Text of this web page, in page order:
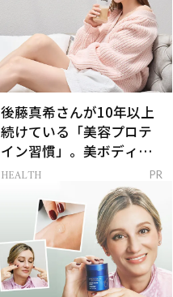
後藤真希さんが10年以上
続けている「美容プロテ
イン習慣」。美ボディを
支える朝ルーティンと
HEALTH PR